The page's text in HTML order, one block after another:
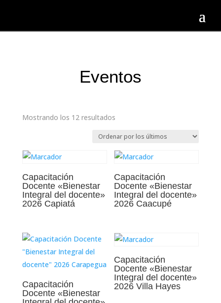
Eventos
Mostrando los 12 resultadosOrdenado
los
últimos
Capacitación
Docente «Bienestar
Integral del docente»
2026 Capiatá
Capacitación
Docente «Bienestar
Integral del docente»
2026 Caacupé
Capacitación
Docente «Bienestar
Capacitación
Docente «Bienestar
Integral del docente»
2026 Villa Hayes